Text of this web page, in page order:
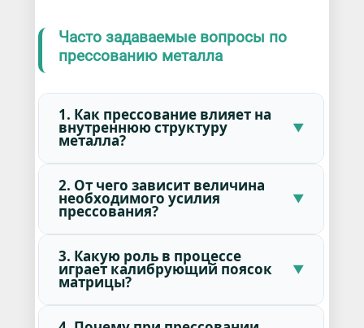
Часто задаваемые вопросы по
прессованию металла
1. Как прессование влияет на
внутреннюю структуру
металла?
2. От чего зависит величина
необходимого усилия
прессования?
3. Какую роль в процессе
играет калибрующий поясок
матрицы?